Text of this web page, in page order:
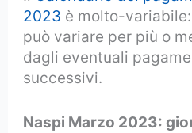
2023 è molto-
può variare per più o
dagli eventuali
successivi.
Naspi Marzo 2023: